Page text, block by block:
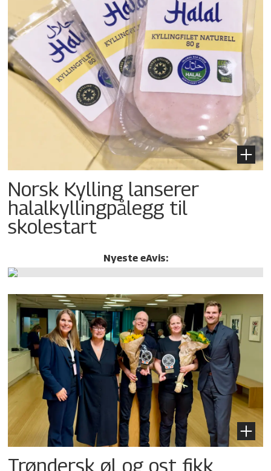
Norsk Kylling lanserer
halalkylling­pålegg til
skolestart
Nyeste eAvis:
Trøndersk øl og ost fikk